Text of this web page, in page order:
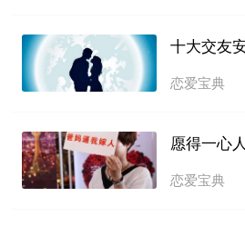
十大交友
恋爱宝典
愿得一心
恋爱宝典